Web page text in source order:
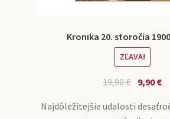
Kronika 20. storočia
ZĽAVA!
19,90€ 9,90€
Najdôležitejšie udalosti